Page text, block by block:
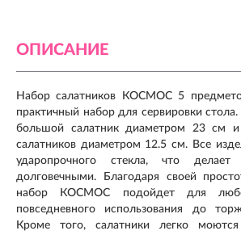
ОПИСАНИЕ
Набор салатников КОСМОС 5
практичный набор для сервировки
большой салатник диаметром 23 см и
салатников диаметром 12.5 см. Все
ударопрочного стекла, что
долговечными. Благодаря своей
набор КОСМОС подойдет для
повседневного использования до
Кроме того, салатники легко